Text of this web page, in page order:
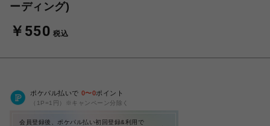
ーディング)
￥550 税込
ポケパル払いで 0〜0ポイント
（1P=1円）※キャンペーン分除く
会員登録後、ポケパル払い初回登録&利用で